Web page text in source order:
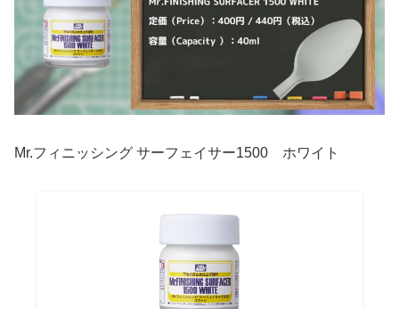
Mr.フィニッシング サーフェイサー1500 ホワイト